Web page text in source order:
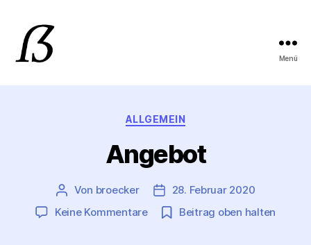
Consulting
Menü
Kategorien
ALLGEMEIN
Angebot
Beitragsautor
Von broecker Beitragsdatum
28. Februar 2020
Keine Kommentarezu
Beitrag oben halten